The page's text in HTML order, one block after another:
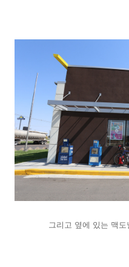
그리고 옆에 있는 맥